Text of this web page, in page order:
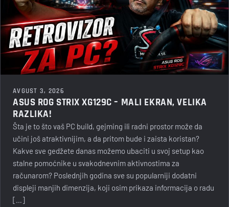
AVGUST 3, 2026
ASUS ROG STRIX XG129C – MALI EKRAN, VELIKA
RAZLIKA!
Šta je to što vaš PC build, gejming ili radni prostor može da
učini još atraktivnijim, a da pritom bude i zaista koristan?
Kakve sve gedžete danas možemo ubaciti u svoj setup kao
stalne pomoćnike u svakodnevnim aktivnostima za
računarom? Poslednjih godina sve su popularniji dodatni
displeji manjih dimenzija, koji osim prikaza informacija o radu
[…]